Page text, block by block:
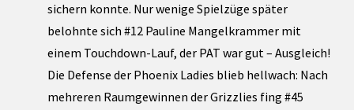
sichern konnte. Nur wenige Spielzüge später
belohnte sich #12 Pauline Mangelkrammer mit
einem Touchdown-Lauf, der PAT war gut – Ausgleich!
Die Defense der Phoenix Ladies blieb hellwach: Nach
mehreren Raumgewinnen der Grizzlies fing #45